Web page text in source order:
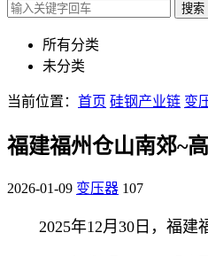
搜索
所有分类
未分类
当前位置： 首页 硅钢产业链 变
福建福州仓山南郊~
2026-01-09 变压器 107
2025年12月30日，福建